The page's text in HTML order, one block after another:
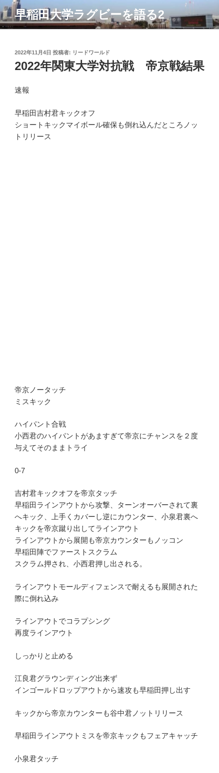
コ
ン
テ
早稲田大学ラグビーを語る2
投
稿
日:
2022年11月4日 投稿者: リードワールド
2022年関東大学対抗戦 帝京戦結果
速報
早稲田吉村君キックオフ
ショートキックマイボール確保も倒れ込んだところノッ
トリリース
帝京ノータッチ
ミスキック
ハイパント合戦
小西君のハイパントがあますぎて帝京にチャンスを２度
与えてそのままトライ
0-7
吉村君キックオフを帝京タッチ
早稲田ラインアウトから攻撃、ターンオーバーされて裏
へキック、上手くカバーし逆にカウンター、小泉君裏へ
キックを帝京蹴り出してラインアウト
ラインアウトから展開も帝京カウンターもノッコン
早稲田陣でファーストスクラム
スクラム押され、小西君押し出される。
ラインアウトモールディフェンスで耐えるも展開された
際に倒れ込み
ラインアウトでコラプシング
再度ラインアウト
しっかりと止める
江良君グラウンディング出来ず
インゴールドロップアウトから速攻も早稲田押し出す
キックから帝京カウンターも谷中君ノットリリース
早稲田ラインアウトミスを帝京キックもフェアキャッチ
小泉君タッチ